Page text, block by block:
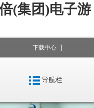
倍(集团)电子游
下载中心
导航栏